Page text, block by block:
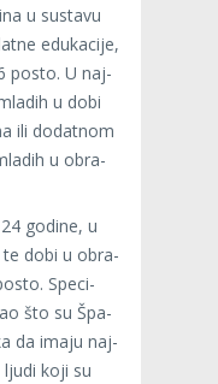
u sus­tavu
edu­ka­cije,
posto. U naj­
u dobi
ili dodat­nom
u obra­
godine, u
te dobi u obra­
Spe­ci­
što su Špa­
da imaju naj­
koji su